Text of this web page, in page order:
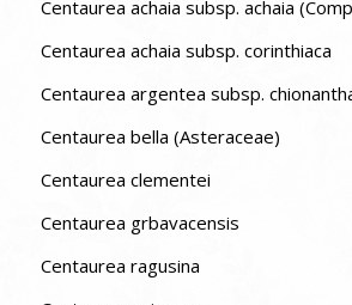
Centaurea achaia subsp. achaia
Centaurea achaia subsp. corinthiaca
Centaurea argentea subsp.
Centaurea bella (Asteraceae)
Centaurea clementei
Centaurea grbavacensis
Centaurea ragusina